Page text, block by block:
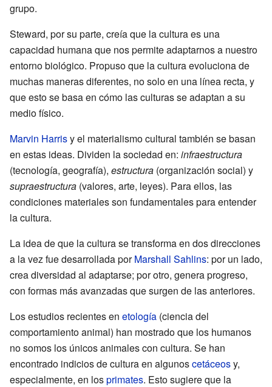
grupo.
Steward, por su parte, creía que la cultura es una
capacidad humana que nos permite adaptarnos a nuestro
entorno biológico. Propuso que la cultura evoluciona de
muchas maneras diferentes, no solo en una línea recta, y
que esto se basa en cómo las culturas se adaptan a su
medio físico.
Marvin Harrisy el materialismo cultural también se basan
en estas ideas. Dividen la sociedad en: infraestructura
(tecnología, geografía), estructura (organización social) y
supraestructura (valores, arte, leyes). Para ellos, las
condiciones materiales son fundamentales para entender
la cultura.
La idea de que la cultura se transforma en dos direcciones
a la vez fue desarrollada porMarshall Sahlins: por un lado,
crea diversidad al adaptarse; por otro, genera progreso,
con formas más avanzadas que surgen de las anteriores.
Los estudios recientes en etología (ciencia del
comportamiento animal) han mostrado que los humanos
no somos los únicos animales con cultura. Se han
encontrado indicios de cultura en algunoscetáceosy,
especialmente, en losprimates. Esto sugiere que la